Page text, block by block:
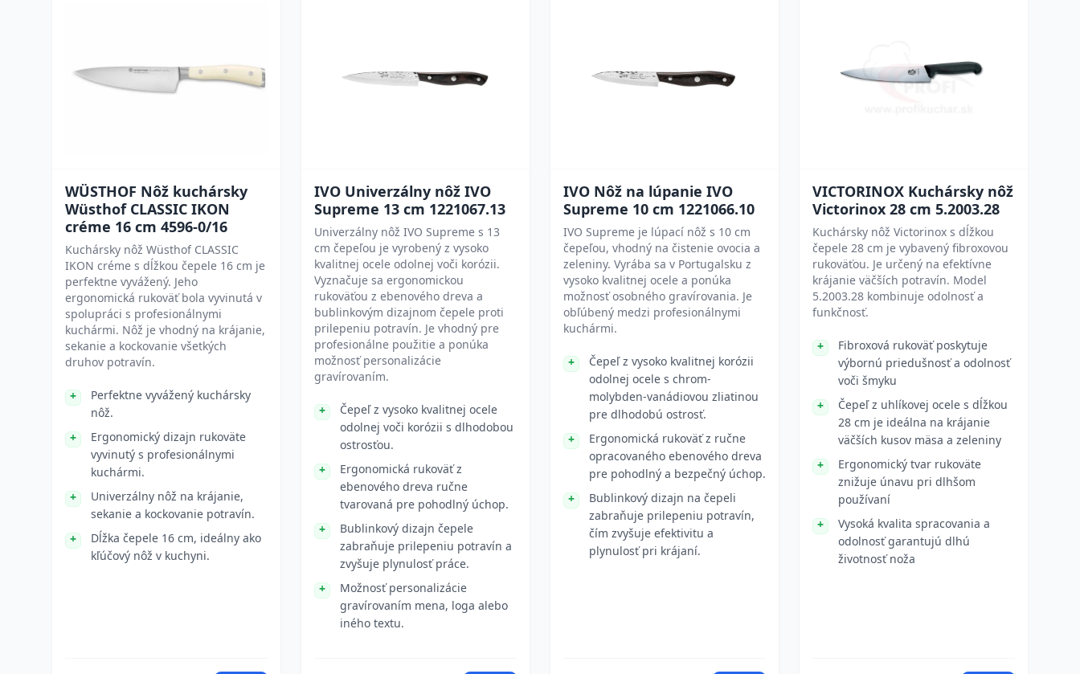
WÜSTHOF Nôž kuchársky
Wüsthof CLASSIC IKON
créme 16 cm 4596-0/16
Kuchársky nôž Wüsthof CLASSIC
IKON créme s dĺžkou čepele 16 cm je
perfektne vyvážený. Jeho
ergonomická rukoväť bola vyvinutá v
spolupráci s profesionálnymi
kuchármi. Nôž je vhodný na krájanie,
sekanie a kockovanie všetkých
druhov potravín.
Perfektne vyvážený kuchársky
nôž.
Ergonomický dizajn rukoväte
vyvinutý s profesionálnymi
kuchármi.
Univerzálny nôž na krájanie,
sekanie a kockovanie potravín.
Dĺžka čepele 16 cm, ideálny ako
kľúčový nôž v kuchyni.
IVO Univerzálny nôž IVO
Supreme 13 cm 1221067.13
Univerzálny nôž IVO Supreme s 13
cm čepeľou je vyrobený z vysoko
kvalitnej ocele odolnej voči korózii.
Vyznačuje sa ergonomickou
rukoväťou z ebenového dreva a
bublinkovým dizajnom čepele proti
prilepeniu potravín. Je vhodný pre
profesionálne použitie a ponúka
možnosť personalizácie
gravírovaním.
Čepeľ z vysoko kvalitnej ocele
odolnej voči korózii s dlhodobou
ostrosťou.
Ergonomická rukoväť z
ebenového dreva ručne
tvarovaná pre pohodlný úchop.
Bublinkový dizajn čepele
zabraňuje prilepeniu potravín a
zvyšuje plynulosť práce.
Možnosť personalizácie
gravírovaním mena, loga alebo
iného textu.
IVO Nôž na lúpanie IVO
Supreme 10 cm 1221066.10
IVO Supreme je lúpací nôž s 10 cm
čepeľou, vhodný na čistenie ovocia a
zeleniny. Vyrába sa v Portugalsku z
vysoko kvalitnej ocele a ponúka
možnosť osobného gravírovania. Je
obľúbený medzi profesionálnymi
kuchármi.
Čepeľ z vysoko kvalitnej korózii
odolnej ocele s chrom-
molybden-vanádiovou zliatinou
pre dlhodobú ostrosť.
Ergonomická rukoväť z ručne
opracovaného ebenového dreva
pre pohodlný a bezpečný úchop.
Bublinkový dizajn na čepeli
zabraňuje prilepeniu potravín,
čím zvyšuje efektivitu a
plynulosť pri krájaní.
VICTORINOX Kuchársky nôž
Victorinox 28 cm 5.2003.28
Kuchársky nôž Victorinox s dĺžkou
čepele 28 cm je vybavený fibroxovou
rukoväťou. Je určený na efektívne
krájanie väčších potravín. Model
5.2003.28 kombinuje odolnosť a
funkčnosť.
Fibroxová rukoväť poskytuje
výbornú priedušnosť a odolnosť
voči šmyku
Čepeľ z uhlíkovej ocele s dĺžkou
28 cm je ideálna na krájanie
väčších kusov mäsa a zeleniny
Ergonomický tvar rukoväte
znižuje únavu pri dlhšom
používaní
Vysoká kvalita spracovania a
odolnosť garantujú dlhú
životnosť noža